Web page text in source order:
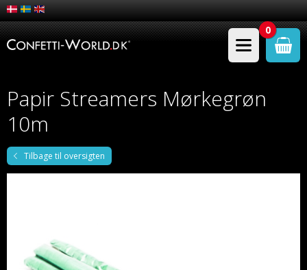
0
Papir Streamers Mørkegrøn
10m
Tilbage til oversigten